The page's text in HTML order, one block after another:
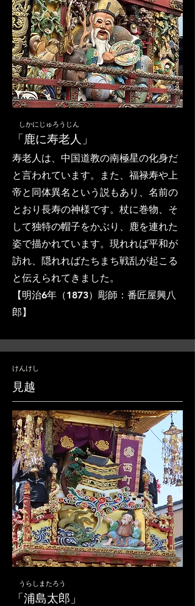
​ しかにじゅろうじん
「鹿に寿老人」
寿老人は、中国道教の南極星の化身だ
と言われています。また、福禄寿や上
帝と同体異名という説もあり、名前の
とおり長寿の神様です。杖に巻物、そ
して独特の帽子をかぶり、鹿を連れた
姿で描かれています。現れれば平和が
訪れ、隠れればたちまち戦乱が起こる
と伝えられてきました。
​【明治6年（1873）彫師：番匠屋興八
郎】
けんけし
​見越
うらしまたろう
「浦島太郎」